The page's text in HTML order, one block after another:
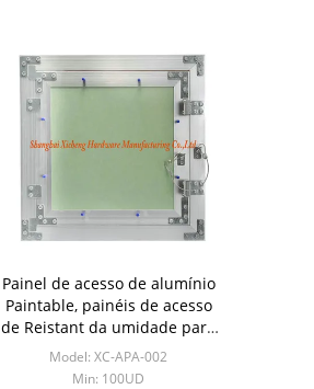
Painel de acesso de alumínio
Paintable, painéis de acesso
de Reistant da umidade para
o Drywall
Model: XC-APA-002
Min: 100UD